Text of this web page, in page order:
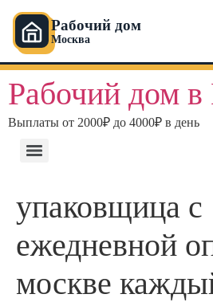
Рабочий дом
Москва
Рабочий дом
Выплаты от 2000₽ до 4000₽ в день
упаковщица с
ежедневной
москве